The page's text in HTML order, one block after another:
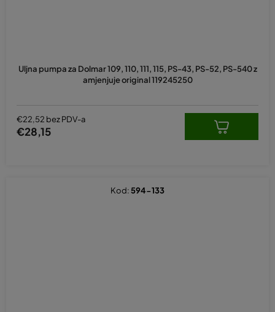
Uljna pumpa za Dolmar 109, 110, 111, 115, PS-43, PS-52, PS-540 z
amjenjuje original 119245250
€22,52 bez PDV-a
€28,15
Kod: 594-133